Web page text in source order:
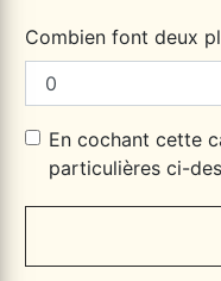
Combien font deux
En cochant cette
particulières ci-